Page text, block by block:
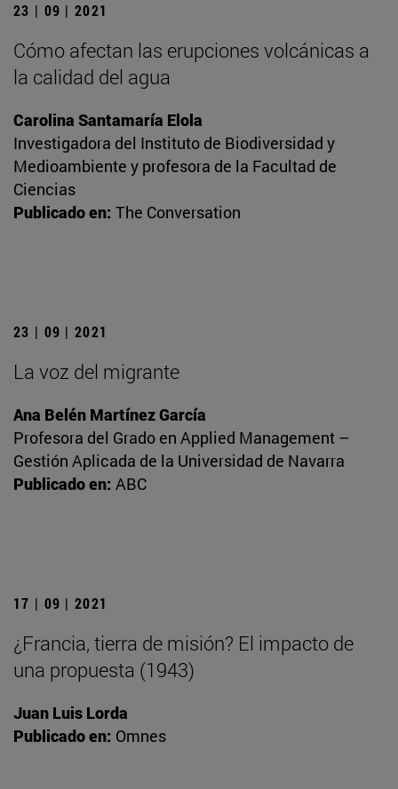
23 | 09 | 2021
Cómo afectan las erupciones volcánicas a
la calidad del agua
Carolina Santamaría Elola
Investigadora del Instituto de Biodiversidad y
Medioambiente y profesora de la Facultad de
Ciencias
Publicado en: The Conversation
23 | 09 | 2021
La voz del migrante
Ana Belén Martínez García
Profesora del Grado en Applied Management –
Gestión Aplicada de la Universidad de Navarra
Publicado en: ABC
17 | 09 | 2021
¿Francia, tierra de misión? El impacto de
una propuesta (1943)
Juan Luis Lorda
Publicado en: Omnes